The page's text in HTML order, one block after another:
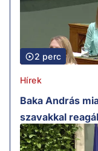
2 perc
Hírek
Baka András
szavakkal